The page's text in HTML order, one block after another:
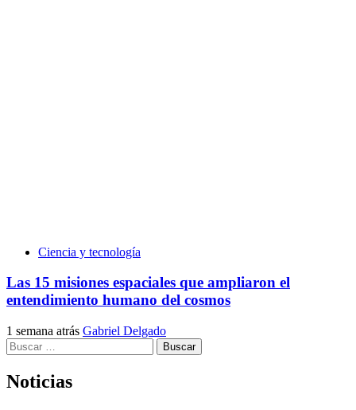
Ciencia y tecnología
Las 15 misiones espaciales que ampliaron el
entendimiento humano del cosmos
1 semana atrás Gabriel Delgado
Buscar:
Noticias